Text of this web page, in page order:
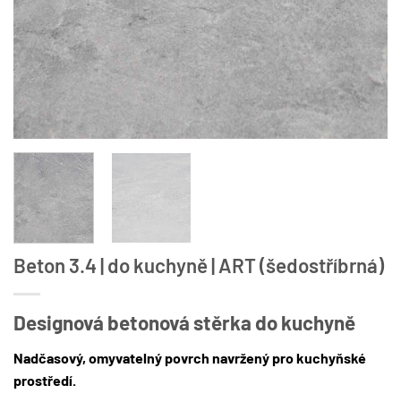
Beton 3.4 | do kuchyně | ART (šedostříbrná)
Designová betonová stěrka do kuchyně
Nadčasový, omyvatelný povrch navržený pro kuchyňské
prostředí.